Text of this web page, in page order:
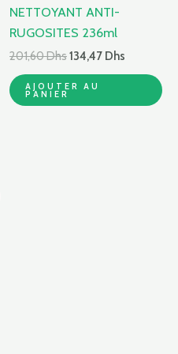
NETTOYANT ANTI-
RUGOSITES 236ml
201,60Dhs134,47 Dhs
AJOUTER AU
PANIER